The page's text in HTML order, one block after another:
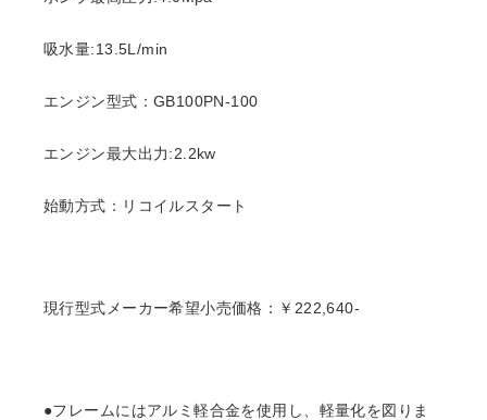
吸水量:13.5L/min
エンジン型式：GB100PN-100
エンジン最大出力:2.2kw
始動方式：リコイルスタート
現行型式メーカー希望小売価格：￥222,640-
●フレームにはアルミ軽合金を使用し、軽量化を図りま